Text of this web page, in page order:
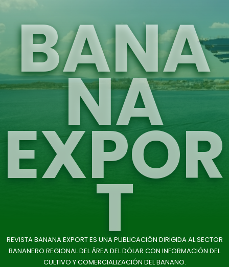
BANA
NA
EXPOR
T
REVISTA BANANA EXPORT ES UNA PUBLICACIÓN DIRIGIDA AL SECTOR
BANANERO REGIONAL DEL ÁREA DEL DÓLAR CON INFORMACIÓN DEL
CULTIVO Y COMERCIALIZACIÓN DEL BANANO.